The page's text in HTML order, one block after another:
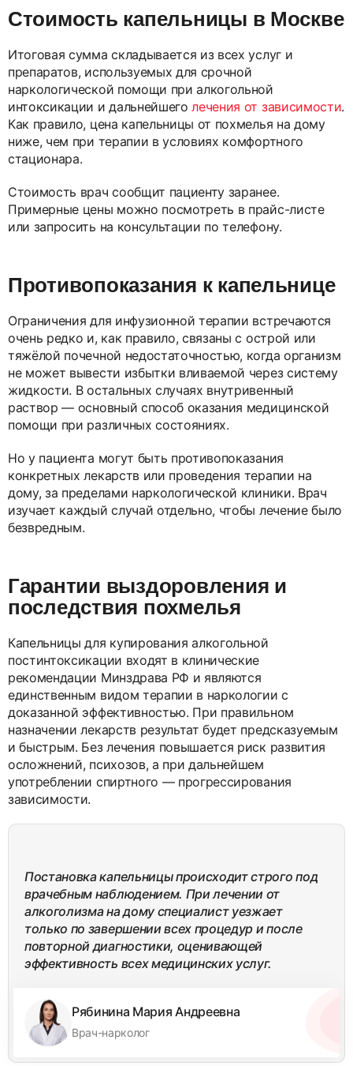
Стоимость капельницы в Москве
Итоговая сумма складывается из всех услуг и
препаратов, используемых для срочной
наркологической помощи при алкогольной
интоксикации и дальнейшеголечения от зависимости.
Как правило, цена капельницы от похмелья на дому
ниже, чем при терапии в условиях комфортного
стационара.
Стоимость врач сообщит пациенту заранее.
Примерные цены можно посмотреть в прайс-листе
или запросить на консультации по телефону.
Противопоказания к капельнице
Ограничения для инфузионной терапии встречаются
очень редко и, как правило, связаны с острой или
тяжёлой почечной недостаточностью, когда организм
не может вывести избытки вливаемой через систему
жидкости. В остальных случаях внутривенный
раствор — основный способ оказания медицинской
помощи при различных состояниях.
Но у пациента могут быть противопоказания
конкретных лекарств или проведения терапии на
дому, за пределами наркологической клиники. Врач
изучает каждый случай отдельно, чтобы лечение было
безвредным.
Гарантии выздоровления и
последствия похмелья
Капельницы для купирования алкогольной
постинтоксикации входят в клинические
рекомендации Минздрава РФ и являются
единственным видом терапии в наркологии с
доказанной эффективностью. При правильном
назначении лекарств результат будет предсказуемым
и быстрым. Без лечения повышается риск развития
осложнений, психозов, а при дальнейшем
употреблении спиртного — прогрессирования
зависимости.
Постановка капельницы происходит строго под
врачебным наблюдением. При лечении от
алкоголизма на дому специалист уезжает
только по завершении всех процедур и после
повторной диагностики, оценивающей
эффективность всех медицинских услуг.
Рябинина Мария Андреевна
Врач-нарколог